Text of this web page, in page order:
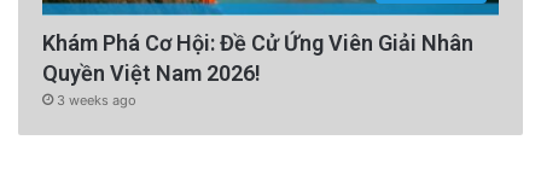
Khám Phá Cơ Hội: Đề Cử Ứng Viên Giải Nhân
Quyền Việt Nam 2026!
3 weeks ago